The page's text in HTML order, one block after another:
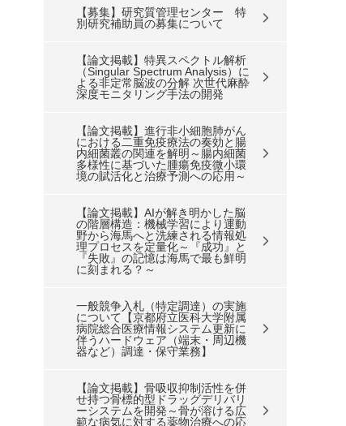
【募集】研究質管理センター 特
別研究補助員の募集について
【論文掲載】特異スペクトル解析
（Singular Spectrum Analysis）に
よる非定常脳波の分解 次世代麻酔
深度モニタリング手法の開発
【論文掲載】進行非小細胞肺がん
における二重免疫療法の奏効と腸
内細菌叢の関連を解明～腸内細菌
多様性に基づいた腫瘍免疫微小環
境の賦活化と治療予測への応用～
【論文掲載】AIが解き明かした脳
の階層構造：機械学習により運動
野から海馬へと洗練される情報処
理プロセスを定量化～『成功』と
『失敗』の記憶は海馬で最も鮮明
に刻まれる？～
一般競争入札（特定調達）の実施
について【京都府立医科大学附属
病院総合医療情報システム更新に
伴うハードウェア（端末・周辺機
器など）調達・保守業務】
【論文掲載】骨吸収抑制活性を併
せ持つ骨標的型ドラッグデリバリ
ーシステムを開発～骨が溶ける広
範な病気に対する薬物治療への応